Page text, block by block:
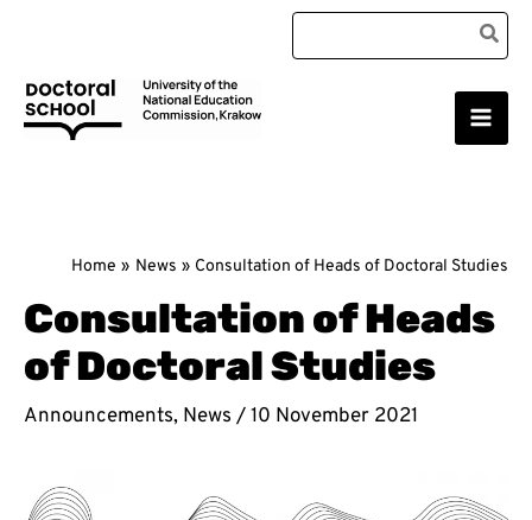
content
Search
for:
Main
Home News Consultation of Heads of Doctoral Studies
Consultation of Heads
of Doctoral Studies
Announcements, News /10 November 2021